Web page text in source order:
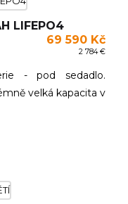
LIFEPO4
69 590 Kč
2 784 €
- pod sedadlo.
velká kapacita v